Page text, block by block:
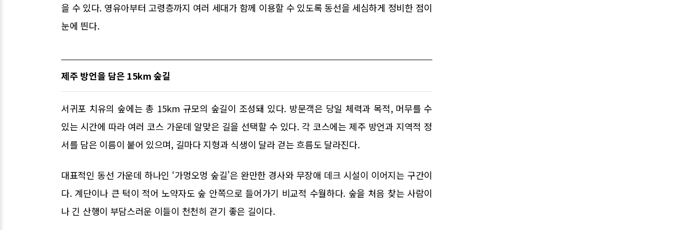
을 수 있다. 영유아부터 고령층까지 여러 세대가 함께 이용할 수 있도록 동선을 세심하게 정비한 점이
눈에 띈다.
제주 방언을 담은 15km 숲길
서귀포 치유의 숲에는 총 15km 규모의 숲길이 조성돼 있다. 방문객은 당일 체력과 목적, 머무를 수
있는 시간에 따라 여러 코스 가운데 알맞은 길을 선택할 수 있다. 각 코스에는 제주 방언과 지역적 정
서를 담은 이름이 붙어 있으며, 길마다 지형과 식생이 달라 걷는 흐름도 달라진다.
대표적인 동선 가운데 하나인 ‘가멍오멍 숲길’은 완만한 경사와 무장애 데크 시설이 이어지는 구간이
다. 계단이나 큰 턱이 적어 노약자도 숲 안쪽으로 들어가기 비교적 수월하다. 숲을 처음 찾는 사람이
나 긴 산행이 부담스러운 이들이 천천히 걷기 좋은 길이다.